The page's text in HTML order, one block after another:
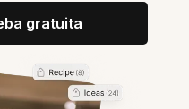
gratuita